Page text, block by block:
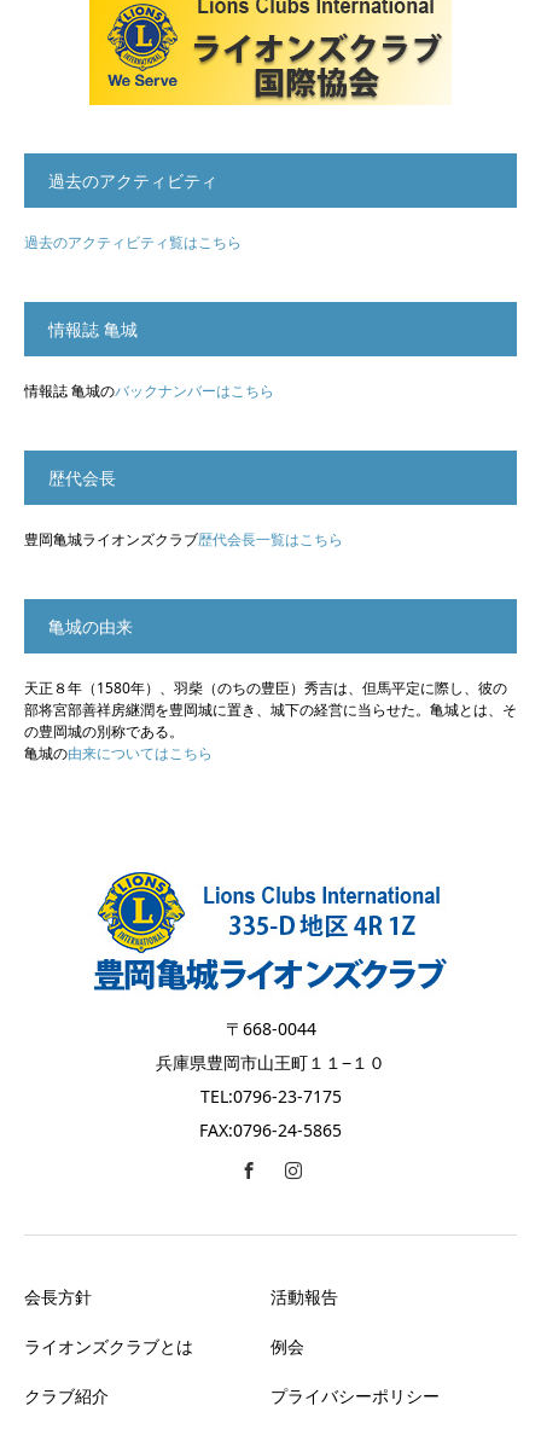
過去のアクティビティ
過去のアクティビティ覧はこちら
情報誌 亀城
情報誌 亀城のバックナンバーはこちら
歴代会長
豊岡亀城ライオンズクラブ歴代会長一覧はこちら
亀城の由来
天正８年（1580年）、羽柴（のちの豊臣）秀吉は、但馬平定に際し、彼の
部将宮部善祥房継潤を豊岡城に置き、城下の経営に当らせた。亀城とは、そ
の豊岡城の別称である。
亀城の由来についてはこちら
〒668-0044
兵庫県豊岡市山王町１１−１０
TEL:0796-23-7175
FAX:0796-24-5865
会長方針
ライオンズクラブとは
クラブ紹介
活動報告
例会
プライバシーポリシー